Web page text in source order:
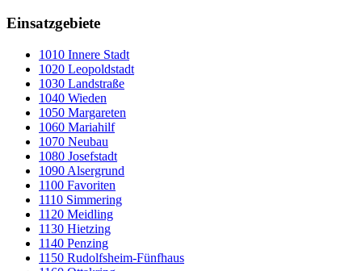
Einsatzgebiete
1010 Innere Stadt
1020 Leopoldstadt
1030 Landstraße
1040 Wieden
1050 Margareten
1060 Mariahilf
1070 Neubau
1080 Josefstadt
1090 Alsergrund
1100 Favoriten
1110 Simmering
1120 Meidling
1130 Hietzing
1140 Penzing
1150 Rudolfsheim-Fünfhaus